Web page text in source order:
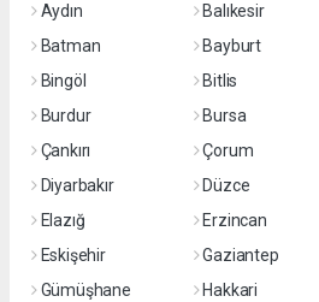
Aydın
Balıkesir
Batman
Bayburt
Bingöl
Bitlis
Burdur
Bursa
Çankırı
Çorum
Diyarbakır
Düzce
Elazığ
Erzincan
Eskişehir
Gaziantep
Gümüşhane
Hakkari